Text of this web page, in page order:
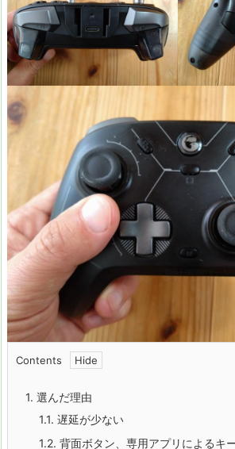
Contents
1. 選んだ理由
1.1. 遅延が少ない
1.2. 背面ボタン、専用アプリによるキ